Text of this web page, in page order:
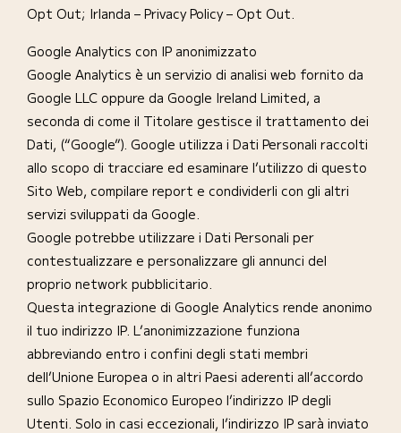
Opt Out; Irlanda – Privacy Policy – Opt Out.
Google Analytics con IP anonimizzato
Google Analytics è un servizio di analisi web fornito da
Google LLC oppure da Google Ireland Limited, a
seconda di come il Titolare gestisce il trattamento dei
Dati, (“Google”). Google utilizza i Dati Personali raccolti
allo scopo di tracciare ed esaminare l’utilizzo di questo
Sito Web, compilare report e condividerli con gli altri
servizi sviluppati da Google.
Google potrebbe utilizzare i Dati Personali per
contestualizzare e personalizzare gli annunci del
proprio network pubblicitario.
Questa integrazione di Google Analytics rende anonimo
il tuo indirizzo IP. L’anonimizzazione funziona
abbreviando entro i confini degli stati membri
dell’Unione Europea o in altri Paesi aderenti all’accordo
sullo Spazio Economico Europeo l’indirizzo IP degli
Utenti. Solo in casi eccezionali, l’indirizzo IP sarà inviato